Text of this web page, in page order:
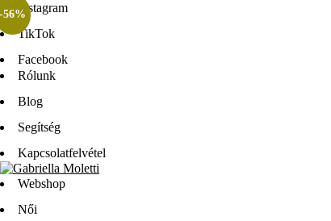
Instagram
TikTok
Facebook
Rólunk
Blog
Segítség
Kapcsolatfelvétel
Webshop
Női
56%